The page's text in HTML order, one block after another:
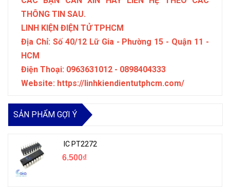
THÔNG TIN SAU.
LINH KIỆN ĐIỆN TỬ TPHCM
Địa Chỉ: Số 40/12 Lữ Gia - Phường 15 - Quận 11 -
HCM
Điện Thoại: 0963631012 - 0898404333
Website: https://linhkiendientutphcm.com/
SẢN PHẨM GỢI Ý
IC PT2272
6.500₫